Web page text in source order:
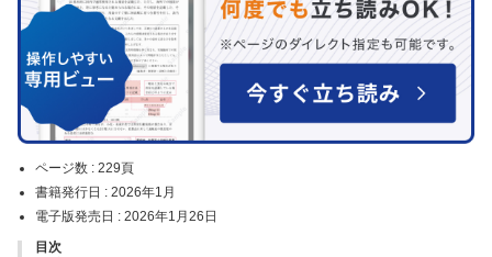
ページ数 : 229頁
書籍発行日 : 2026年1月
電子版発売日 : 2026年1月26日
目次